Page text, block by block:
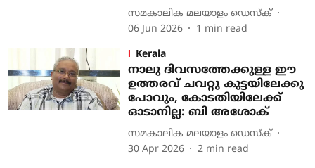
സമകാലിക മലയാളം ഡെസ്ക്
06 Jun 2026
1 min read
Kerala
നാലു ദിവസത്തേക്കുള്ള ഈ
ഉത്തരവ് ചവറ്റു കുട്ടയിലേക്കു
പോവും, കോടതിയിലേക്ക്
ഓടാനില്ല: ബി അശോക്
സമകാലിക മലയാളം ഡെസ്ക്
30 Apr 2026
2 min read